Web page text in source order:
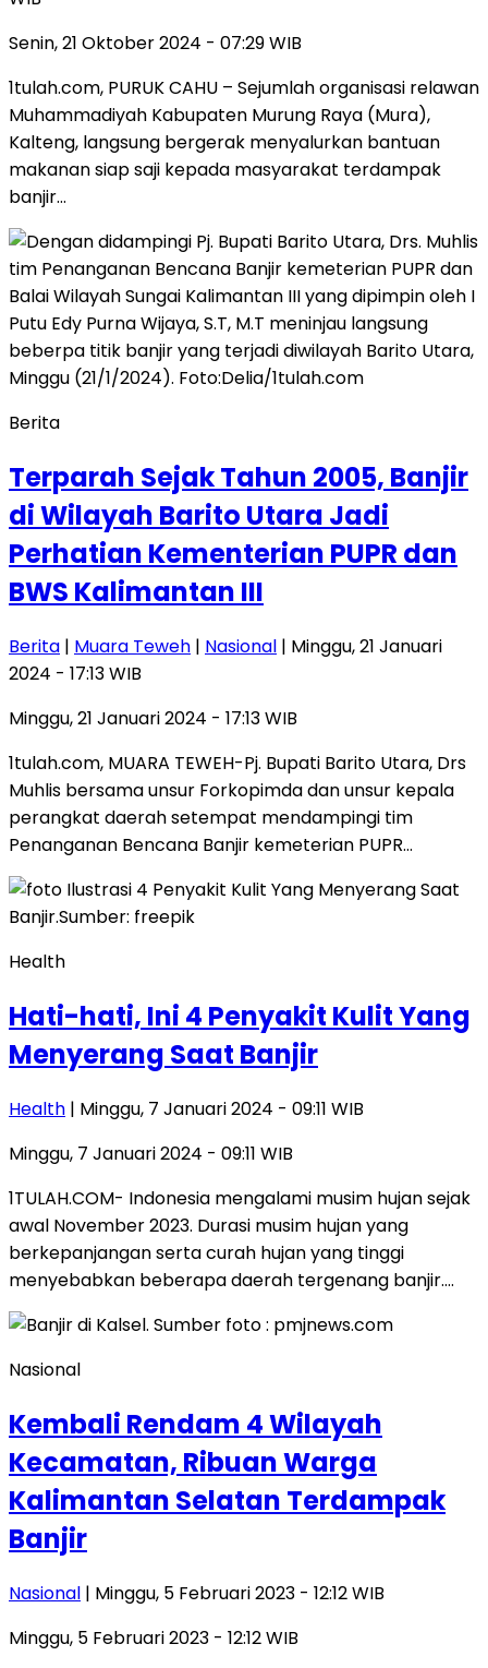
Senin, 21 Oktober 2024 - 07:29 WIB
1tulah.com, PURUK CAHU – Sejumlah organisasi relawan
Muhammadiyah Kabupaten Murung Raya (Mura),
Kalteng, langsung bergerak menyalurkan bantuan
makanan siap saji kepada masyarakat terdampak
banjir…
Berita
Terparah Sejak Tahun 2005, Banjir
di Wilayah Barito Utara Jadi
Perhatian Kementerian PUPR dan
BWS Kalimantan III
Berita | Muara Teweh | Nasional | Minggu, 21 Januari
2024 - 17:13 WIB
Minggu, 21 Januari 2024 - 17:13 WIB
1tulah.com, MUARA TEWEH-Pj. Bupati Barito Utara, Drs
Muhlis bersama unsur Forkopimda dan unsur kepala
perangkat daerah setempat mendampingi tim
Penanganan Bencana Banjir kemeterian PUPR…
Health
Hati-hati, Ini 4 Penyakit Kulit Yang
Menyerang Saat Banjir
Health | Minggu, 7 Januari 2024 - 09:11 WIB
Minggu, 7 Januari 2024 - 09:11 WIB
1TULAH.COM- Indonesia mengalami musim hujan sejak
awal November 2023. Durasi musim hujan yang
berkepanjangan serta curah hujan yang tinggi
menyebabkan beberapa daerah tergenang banjir….
Nasional
Kembali Rendam 4 Wilayah
Kecamatan, Ribuan Warga
Kalimantan Selatan Terdampak
Banjir
Nasional | Minggu, 5 Februari 2023 - 12:12 WIB
Minggu, 5 Februari 2023 - 12:12 WIB